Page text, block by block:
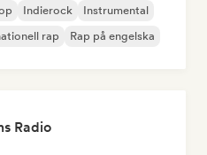
Indierock
Instrumental
rap Rap på engelska
Radio